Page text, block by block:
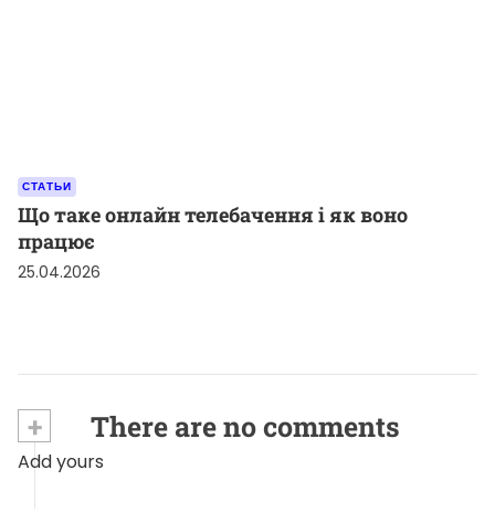
СТАТЬИ
Що таке онлайн телебачення і як воно
працює
25.04.2026
+ There are no comments
Add yours